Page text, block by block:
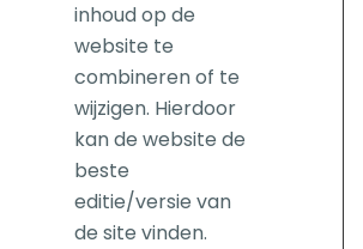
inhoud op de
website te
combineren of te
wijzigen. Hierdoor
kan de website de
beste
editie/versie van
de site vinden.